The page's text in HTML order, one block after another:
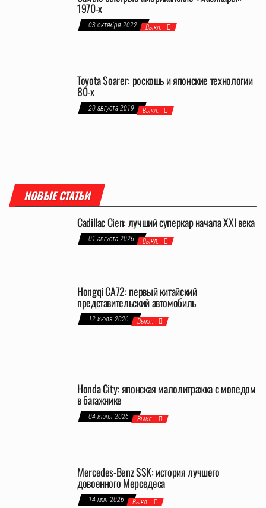
1970-х
03 октября 2022 Выкл.
Toyota Soarer: роскошь и японские технологии
80-х
20 августа 2019 Выкл.
НОВЫЕ СТАТЬИ
Cadillac Cien: лучший суперкар начала XXI века
01 августа 2026 Выкл.
Hongqi CA72: первый китайский
представительский автомобиль
12 июля 2026 Выкл.
Honda City: японская малолитражка с мопедом
в багажнике
04 июня 2026 Выкл.
Mercedes-Benz SSK: история лучшего
довоенного Мерседеса
14 мая 2026 Выкл.